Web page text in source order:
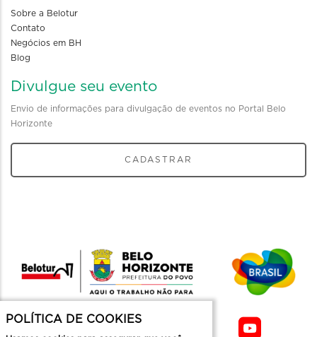
Sobre a Belotur
Contato
Negócios em BH
Blog
Divulgue seu evento
Envio de informações para divulgação de eventos no Portal Belo
Horizonte
CADASTRAR
POLÍTICA DE COOKIES